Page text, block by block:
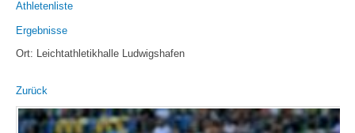
Athletenliste
Ergebnisse
Ort: Leichtathletikhalle Ludwigshafen
Zurück